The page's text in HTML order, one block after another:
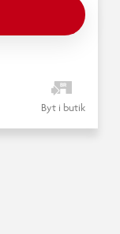
Byt i butik